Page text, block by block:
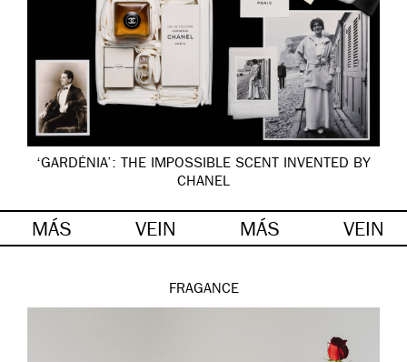
‘GARDÉNIA’: THE IMPOSSIBLE SCENT INVENTED BY
CHANEL
MÁS VEIN MÁS VEIN
FRAGANCE